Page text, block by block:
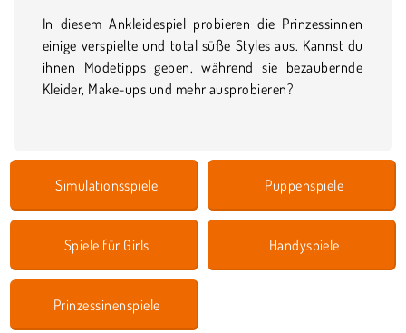
In diesem Ankleidespiel probieren die Prinzessinnen
einige verspielte und total süße Styles aus. Kannst du
ihnen Modetipps geben, während sie bezaubernde
Kleider, Make-ups und mehr ausprobieren?
Simulationsspiele Puppenspiele
Spiele für Girls Handyspiele
Prinzessinenspiele